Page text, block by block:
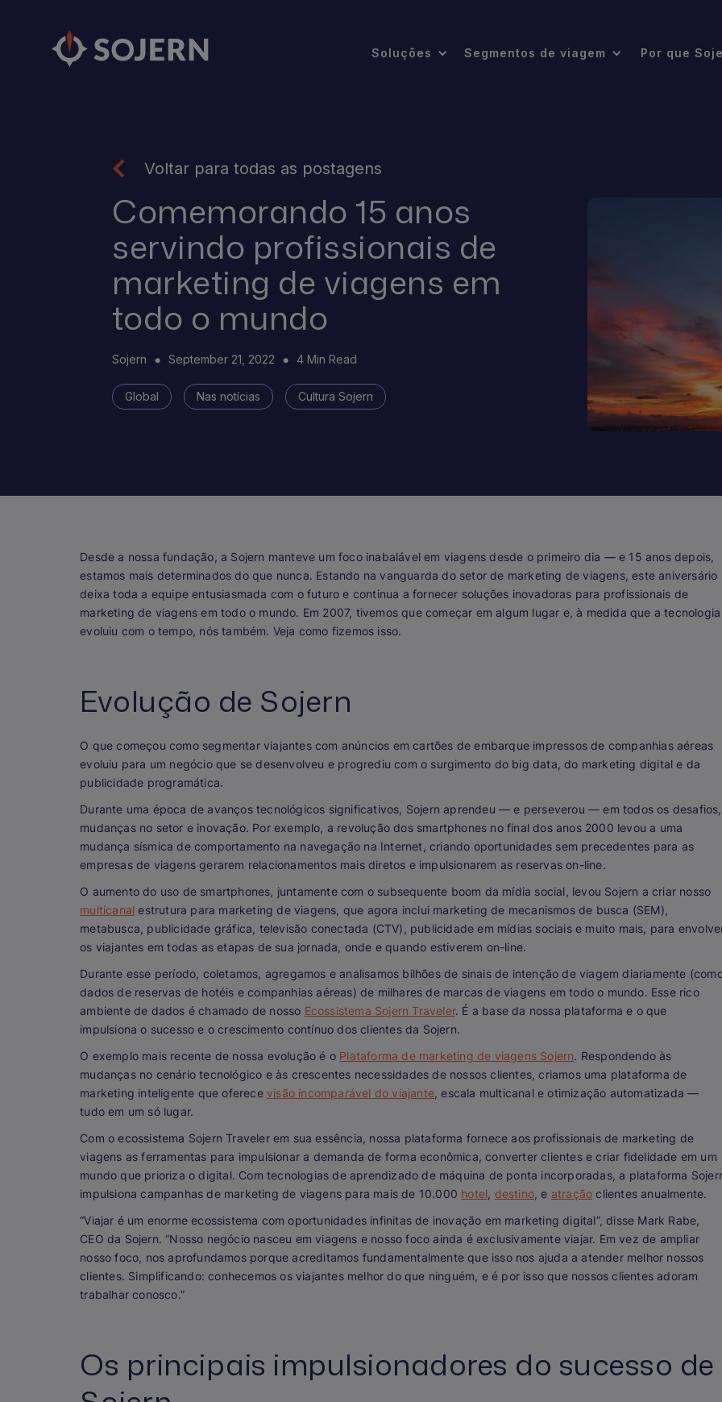
Soluções Segmentos de viagem Por que
Voltar para todas as postagens
Comemorando 15 anos
servindo profissionais de
marketing de viagens em
todo o mundo
Sojern September 21, 2022 4 Min Read
Global Nas notícias Cultura Sojern
Desde a nossa fundação, a Sojern manteve um foco inabalável em viagens desde o primeiro dia — e 15 anos depois,
estamos mais determinados do que nunca. Estando na vanguarda do setor de marketing de viagens, este aniversário
deixa toda a equipe entusiasmada com o futuro e continua a fornecer soluções inovadoras para profissionais de
marketing de viagens em todo o mundo. Em 2007, tivemos que começar em algum lugar e, à medida que a tecnologia
evoluiu com o tempo, nós também. Veja como fizemos isso.
Evolução de Sojern
O que começou como segmentar viajantes com anúncios em cartões de embarque impressos de companhias aéreas
evoluiu para um negócio que se desenvolveu e progrediu com o surgimento do big data, do marketing digital e da
publicidade programática.
Durante uma época de avanços tecnológicos significativos, Sojern aprendeu — e perseverou — em todos os desafios,
mudanças no setor e inovação. Por exemplo, a revolução dos smartphones no final dos anos 2000 levou a uma
mudança sísmica de comportamento na navegação na Internet, criando oportunidades sem precedentes para as
empresas de viagens gerarem relacionamentos mais diretos e impulsionarem as reservas on-line.
O aumento do uso de smartphones, juntamente com o subsequente boom da mídia social, levou Sojern a criar nosso
multicanal estrutura para marketing de viagens, que agora inclui marketing de mecanismos de busca (SEM),
metabusca, publicidade gráfica, televisão conectada (CTV), publicidade em mídias sociais e muito mais, para
os viajantes em todas as etapas de sua jornada, onde e quando estiverem on-line.
Durante esse período, coletamos, agregamos e analisamos bilhões de sinais de intenção de viagem diariamente
dados de reservas de hotéis e companhias aéreas) de milhares de marcas de viagens em todo o mundo. Esse rico
ambiente de dados é chamado de nosso Ecossistema Sojern Traveler. É a base da nossa plataforma e o que
impulsiona o sucesso e o crescimento contínuo dos clientes da Sojern.
O exemplo mais recente de nossa evolução é o Plataforma de marketing de viagens Sojern. Respondendo às
mudanças no cenário tecnológico e às crescentes necessidades de nossos clientes, criamos uma plataforma de
marketing inteligente que oferece visão incomparável do viajante, escala multicanal e otimização automatizada —
tudo em um só lugar.
Com o ecossistema Sojern Traveler em sua essência, nossa plataforma fornece aos profissionais de marketing de
viagens as ferramentas para impulsionar a demanda de forma econômica, converter clientes e criar fidelidade em um
mundo que prioriza o digital. Com tecnologias de aprendizado de máquina de ponta incorporadas, a plataforma
impulsiona campanhas de marketing de viagens para mais de 10.000 hotel, destino, e atração clientes anualmente.
“Viajar é um enorme ecossistema com oportunidades infinitas de inovação em marketing digital”, disse Mark Rabe,
CEO da Sojern. “Nosso negócio nasceu em viagens e nosso foco ainda é exclusivamente viajar. Em vez de ampliar
nosso foco, nos aprofundamos porque acreditamos fundamentalmente que isso nos ajuda a atender melhor nossos
clientes. Simplificando: conhecemos os viajantes melhor do que ninguém, e é por isso que nossos clientes adoram
trabalhar conosco.”
Os principais impulsionadores do sucesso de